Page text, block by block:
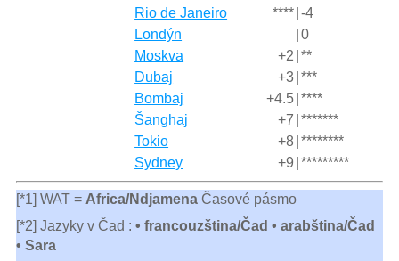
Rio de Janeiro
**** -4
Londýn
0
Moskva
+2 **
Dubaj
+3 ***
Bombaj
+4.5 ****
Šanghaj
+7 *******
Tokio
+8 ********
Sydney
+9 *********
[*1] WAT = Africa/NdjamenaČasové pásmo
[*2] Jazyky v Čad : • francouzština/Čad • arabština/Čad
• Sara